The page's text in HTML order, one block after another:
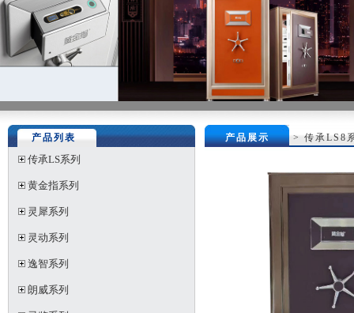
产品列表
传承LS系列
黄金指系列
灵犀系列
灵动系列
逸智系列
朗威系列
产品展示 > 传承LS8